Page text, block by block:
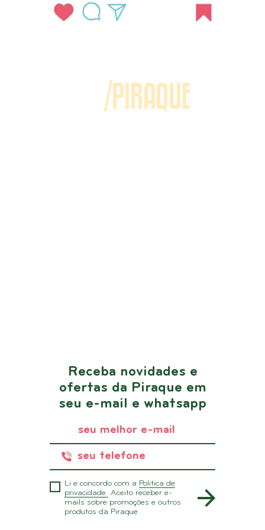
/PIRAQUE
Receba novidades e
ofertas da Piraque em
seu e-mail e whatsapp
Li e concordo com a Politica de
privacidade. Aceito receber e-
mails sobre promoções e outros
produtos da Piraque.